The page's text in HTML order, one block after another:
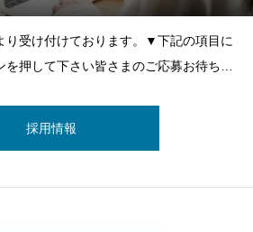
り受け付けております。▼下記の項目に
押して下さい皆さまのご応募お待ちし
採用情報